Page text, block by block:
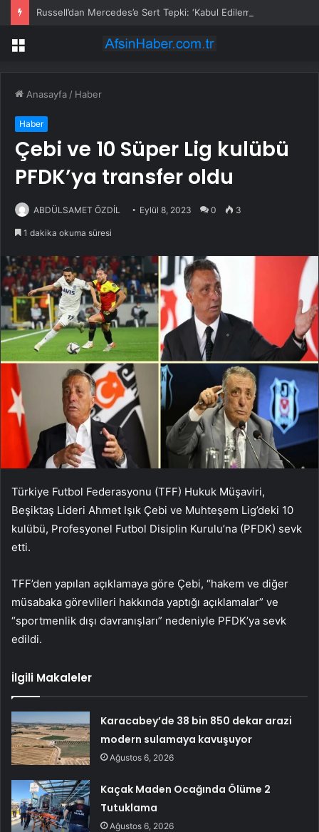
Russell’dan Mercedes’e Sert Tepki: ‘Kabul Edilemez’
Menü
Anasayfa / Haber
Haber
Çebi ve 10 Süper Lig kulübü
PFDK’ya transfer oldu
ABDÜLSAMET ÖZDİL Eylül 8, 2023 0 3
1 dakika okuma süresi
Türkiye Futbol Federasyonu (TFF) Hukuk Müşaviri,
Beşiktaş Lideri Ahmet Işık Çebi ve Muhteşem Lig’deki 10
kulübü, Profesyonel Futbol Disiplin Kurulu’na (PFDK) sevk
etti.
TFF’den yapılan açıklamaya göre Çebi, “hakem ve diğer
müsabaka görevlileri hakkında yaptığı açıklamalar” ve
“sportmenlik dışı davranışları” nedeniyle PFDK’ya sevk
edildi.
İlgili Makaleler
Karacabey’de 38 bin 850 dekar arazi
modern sulamaya kavuşuyor
Ağustos 6, 2026
Kaçak Maden Ocağında Ölüme 2
Tutuklama
Ağustos 6, 2026